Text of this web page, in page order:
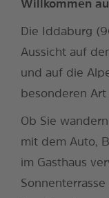
Willkommen
Die Iddaburg
Aussicht auf
und auf die
besonderen
Ob Sie
mit dem Auto,
im Gasthaus